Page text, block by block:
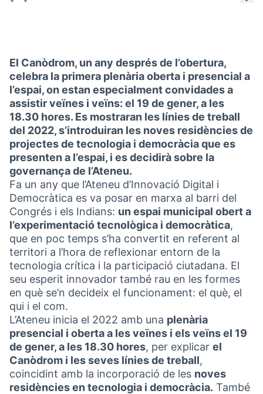
El Canòdrom, un any després de l’obertura,
celebra la primera plenària oberta i presencial a
l’espai, on estan especialment convidades a
assistir veïnes i veïns: el 19 de gener, a les
18.30 hores. Es mostraran les línies de treball
del 2022, s’introduiran les noves residències de
projectes de tecnologia i democràcia que es
presenten a l’espai, i es decidirà sobre la
governança de l’Ateneu.
Fa un any que l’Ateneu d’Innovació Digital i
Democràtica es va posar en marxa al barri del
Congrés i els Indians: un espai municipal obert a
l’experimentació tecnològica i democràtica,
que en poc temps s’ha convertit en referent al
territori a l’hora de reflexionar entorn de la
tecnologia crítica i la participació ciutadana. El
seu esperit innovador també rau en les formes
en què se’n decideix el funcionament: el què, el
qui i el com.
L’Ateneu inicia el 2022 amb una plenària
presencial i oberta a les veïnes i els veïns el 19
de gener, a les 18.30 hores, per explicar el
Canòdrom i les seves línies de treball,
coincidint amb la incorporació de les noves
residències en tecnologia i democràcia. També